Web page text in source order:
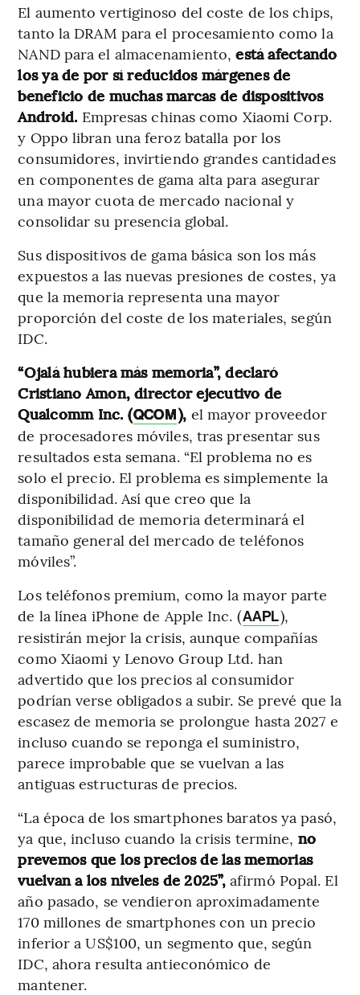
El aumento vertiginoso del coste de los chips,
tanto la DRAM para el procesamiento como la
NAND para el almacenamiento,está afectando
los ya de por sí reducidos márgenes de
beneficio de muchas marcas de dispositivos
Android. Empresas chinas como Xiaomi Corp.
y Oppo libran una feroz batalla por los
consumidores, invirtiendo grandes cantidades
en componentes de gama alta para asegurar
una mayor cuota de mercado nacional y
consolidar su presencia global.
Sus dispositivos de gama básica son los más
expuestos a las nuevas presiones de costes, ya
que la memoria representa una mayor
proporción del coste de los materiales, según
IDC.
“Ojalá hubiera más memoria”, declaró
Cristiano Amon, director ejecutivo de
Qualcomm Inc. (QCOM), el mayor proveedor
de procesadores móviles, tras presentar sus
resultados esta semana. “El problema no es
solo el precio. El problema es simplemente la
disponibilidad. Así que creo que la
disponibilidad de memoria determinará el
tamaño general del mercado de teléfonos
móviles”.
Los teléfonos premium, como la mayor parte
de la línea iPhone de Apple Inc. (AAPL),
resistirán mejor la crisis, aunque compañías
como Xiaomi y Lenovo Group Ltd. han
advertido que los precios al consumidor
podrían verse obligados a subir. Se prevé que la
escasez de memoria se prolongue hasta 2027 e
incluso cuando se reponga el suministro,
parece improbable que se vuelvan a las
antiguas estructuras de precios.
“La época de los smartphones baratos ya pasó,
ya que, incluso cuando la crisis termine, no
prevemos que los precios de las memorias
vuelvan a los niveles de 2025”,afirmó Popal. El
año pasado, se vendieron aproximadamente
170 millones de smartphones con un precio
inferior a US$100, un segmento que, según
IDC, ahora resulta antieconómico de
mantener.